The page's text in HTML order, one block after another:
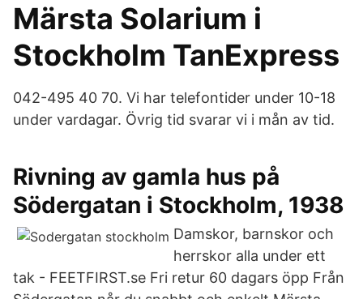
Märsta Solarium i
Stockholm TanExpress
042-495 40 70. Vi har telefontider under 10-18
under vardagar. Övrig tid svarar vi i mån av tid.
Rivning av gamla hus på
Södergatan i Stockholm, 1938
Damskor, barnskor och
herrskor alla under ett
tak - FEETFIRST.se Fri retur 60 dagars öpp Från